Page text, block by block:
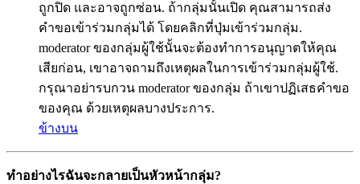
ถูกปิด และอาจถูกซ่อน. ถ้ากลุ่มนั้นเปิด คุณสามารถส่ง
คำขอเข้าร่วมกลุ่มได้ โดยคลิกที่ปุ่มเข้าร่วมกลุ่ม.
moderator ของกลุ่มผู้ใช้นั้นจะต้องทำการอนุญาตให้คุณ
เสียก่อน, เขาอาจถามถึงเหตุผลในการเข้าร่วมกลุ่มผู้ใช้.
กรุณาอย่ารบกวน moderator ของกลุ่ม ถ้าเขาปฏิเสธคำขอ
ของคุณ ด้วยเหตุผลบางประการ.
ข้างบน
ทำอย่างไรฉันจะกลายเป็นหัวหน้ากลุ่ม?